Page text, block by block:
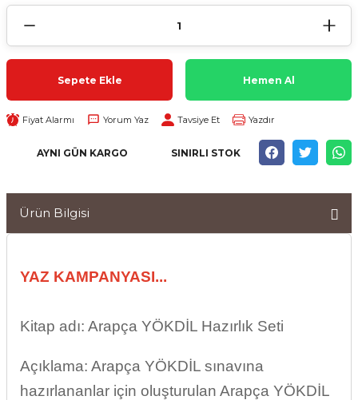
Sepete Ekle Hemen Al
Fiyat Alarmı Yorum Yaz Tavsiye Et Yazdır
AYNI GÜN KARGO SINIRLI STOK
Ürün Bilgisi
YAZ KAMPANYASI...
Kitap adı: Arapça YÖKDİL Hazırlık Seti
Açıklama: Arapça YÖKDİL sınavına
hazırlananlar için oluşturulan Arapça YÖKDİL